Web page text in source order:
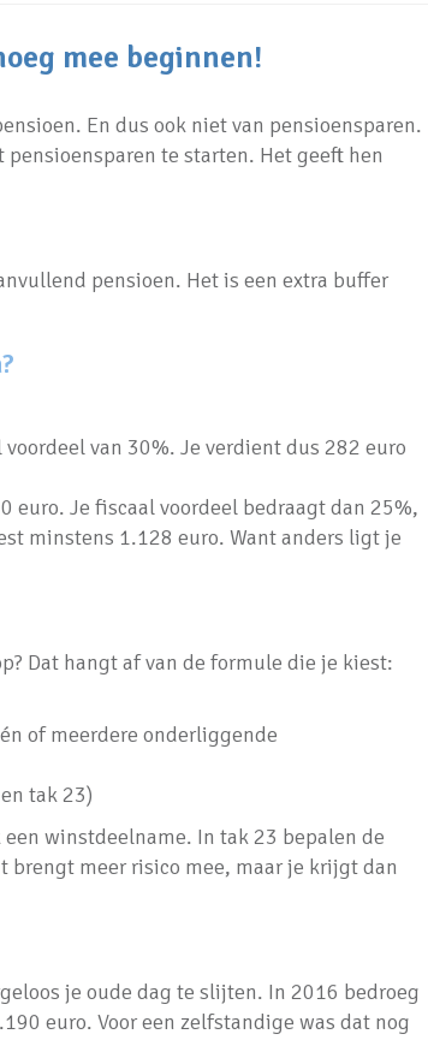
mee beginnen!
En dus ook niet van pensioensparen.
te starten. Het geeft hen
pensioen. Het is een extra buffer
van 30%. Je verdient dus 282 euro
euro. Je fiscaal voordeel bedraagt dan 25%,
minstens 1.128 euro. Want anders ligt je
Dat hangt af van de formule die je kiest:
of meerdere onderliggende
tak 23)
winstdeelname. In tak 23 bepalen de
meer risico mee, maar je krijgt dan
je oude dag te slijten. In 2016 bedroeg
euro. Voor een zelfstandige was dat nog